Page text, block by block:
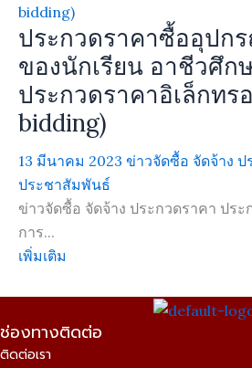
ประกวดราคาซื้ออุปก
ของนักเรียน อาชีวศึก
ประกวดราคาอิเล็กทร
bidding)
13 มีนาคม 2023 ข่าวจัดซื้อ จัดจ้าง ป
ประชาสัมพันธ์
ข่าวจัดซื้อ จัดจ้าง ประกวดราคา ปร
การ...
เพิ่มเติม
ช่องทางติดต่อ
ติดต่อเรา